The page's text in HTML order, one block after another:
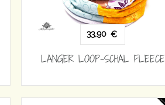
33,90 €
LANGER LOOP-SCHAL FLEECE